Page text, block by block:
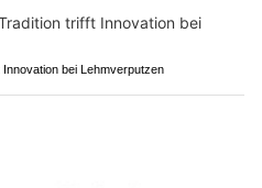
bei Lehmverputzen